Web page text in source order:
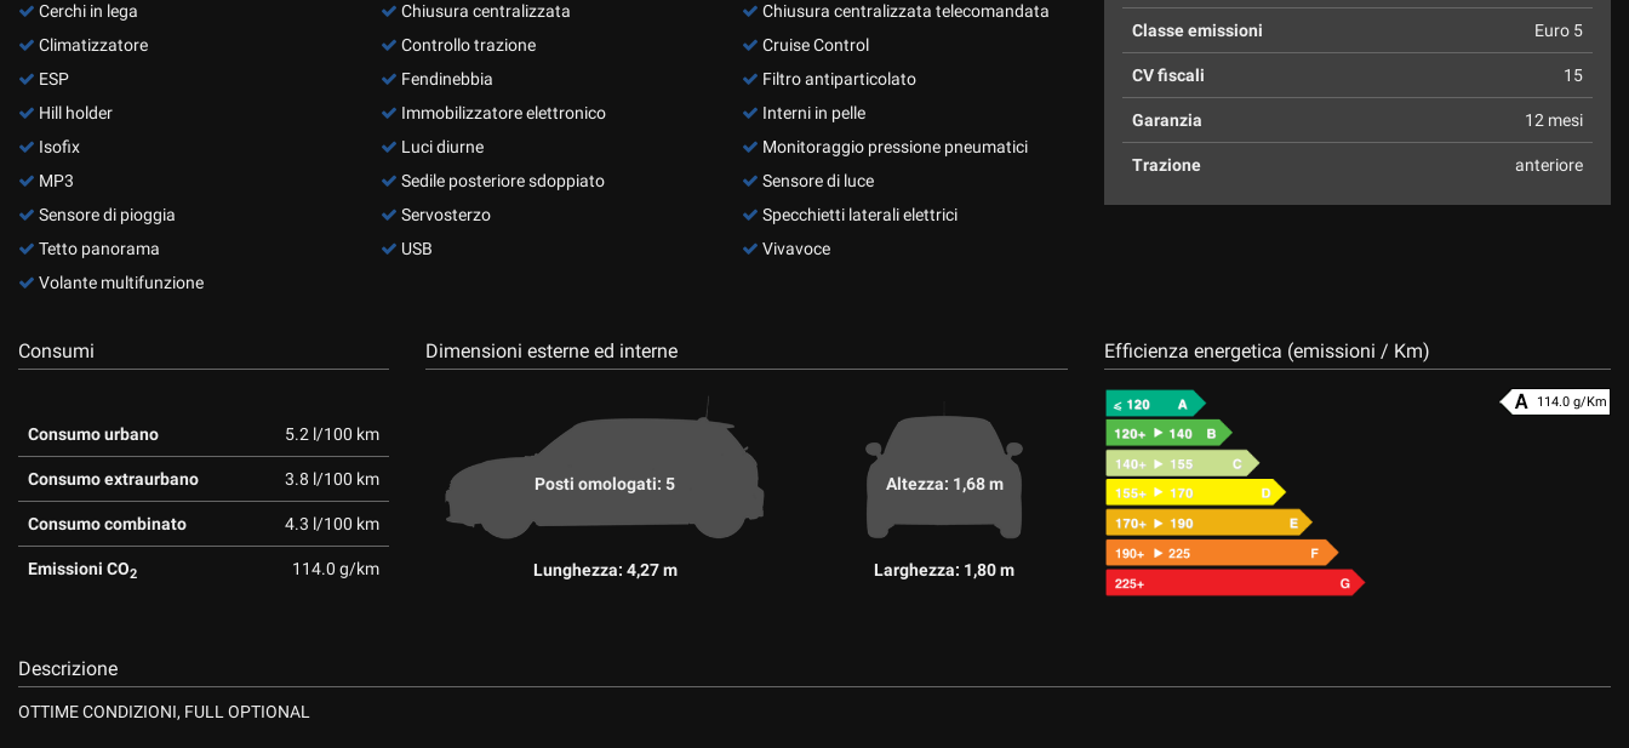
Cerchi in lega
Climatizzatore
ESP
Hill holder
Isofix
MP3
Sensore di pioggia
Tetto panorama
Volante multifunzione
Chiusura centralizzata
Controllo trazione
Fendinebbia
Immobilizzatore elettronico
Luci diurne
Sedile posteriore sdoppiato
Servosterzo
USB
Chiusura centralizzata telecomandata
Cruise Control
Filtro antiparticolato
Interni in pelle
Monitoraggio pressione pneumatici
Sensore di luce
Specchietti laterali elettrici
Vivavoce
Classe emissioni Euro 5
CV fiscali 15
Garanzia 12 mesi
Trazione anteriore
Consumi
Consumo urbano 5.2 l/100 km
Consumo extraurbano 3.8 l/100 km
Consumo combinato 4.3 l/100 km
Emissioni CO2 114.0 g/km
Dimensioni esterne ed interne
Posti omologati: 5
Lunghezza: 4,27 m
Altezza: 1,68 m
Larghezza: 1,80 m
Efficienza energetica (emissioni / Km)
114.0 g/Km
Descrizione
OTTIME CONDIZIONI, FULL OPTIONAL